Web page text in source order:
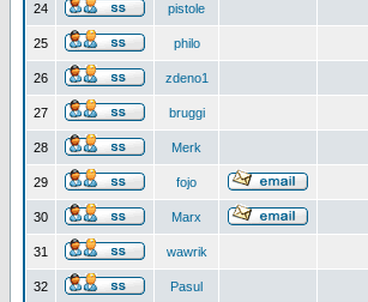
24 pistole
25 philo
26 zdeno1
27 bruggi
28 Merk
29 fojo
30 Marx
31 wawrik
32 Pasul